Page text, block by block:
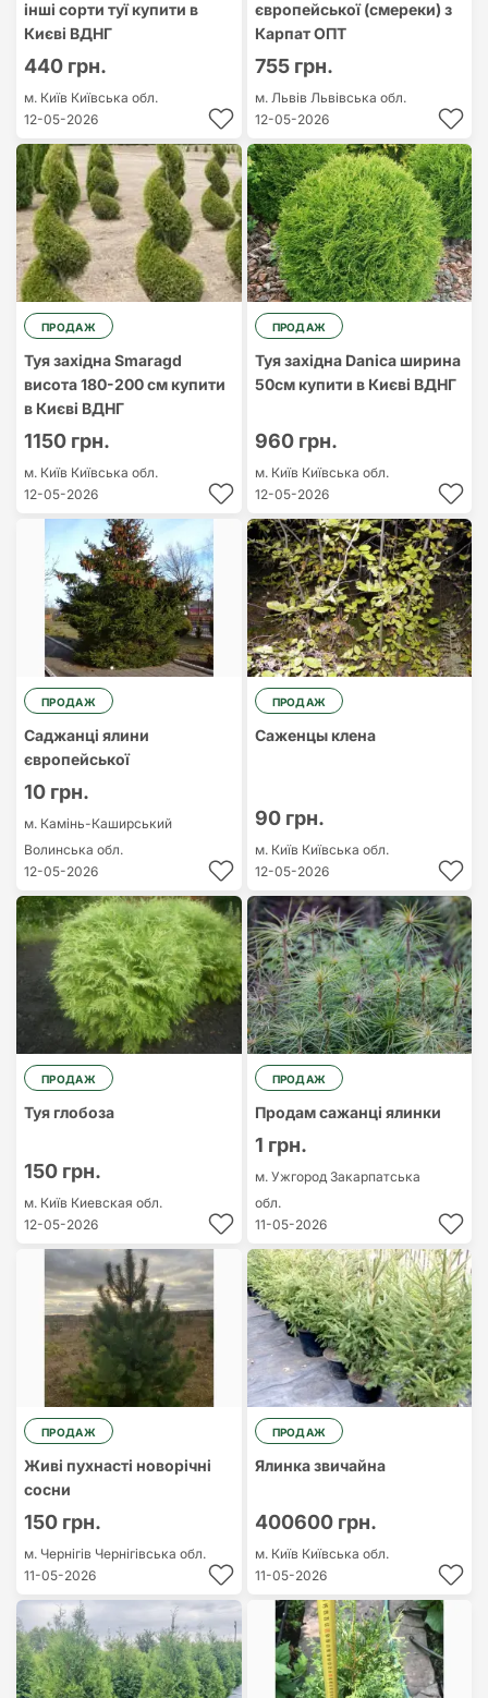
інші сорти туї купити в
Києві ВДНГ
440 грн.
м. Київ Київська обл.
12-05-2026
європейської (смереки) з
Карпат ОПТ
755 грн.
м. Львів Львівська обл.
12-05-2026
ПРОДАЖ
Туя західна Smaragd
висота 180-200 см купити
в Києві ВДНГ
1150 грн.
м. Київ Київська обл.
12-05-2026
ПРОДАЖ
Туя західна Danica ширина
50см купити в Києві ВДНГ
960 грн.
м. Київ Київська обл.
12-05-2026
ПРОДАЖ
Саджанці ялини
європейської
10 грн.
м. Камінь-Каширський
Волинська обл.
12-05-2026
ПРОДАЖ
Саженцы клена
90 грн.
м. Київ Київська обл.
12-05-2026
ПРОДАЖ
Туя глобоза
150 грн.
м. Київ Киевская обл.
12-05-2026
ПРОДАЖ
Продам сажанці ялинки
1 грн.
м. Ужгород Закарпатська
обл.
11-05-2026
ПРОДАЖ
Живі пухнасті новорічні
сосни
150 грн.
м. Чернігів Чернігівська обл.
11-05-2026
ПРОДАЖ
Ялинка звичайна
400600 грн.
м. Київ Київська обл.
11-05-2026